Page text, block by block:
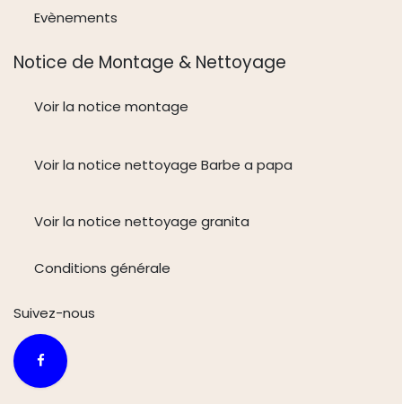
Evènements
Notice de Montage & Nettoyage
Voir la notice montage
Voir la notice nettoyage Barbe a papa
Voir la notice nettoyage granita
Conditions générale
Suivez-nous